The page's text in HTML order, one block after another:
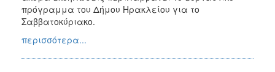
πρόγραμμα του Δήμου Ηρακλείου για το
Σαββατοκύριακο.
περισσότερα...